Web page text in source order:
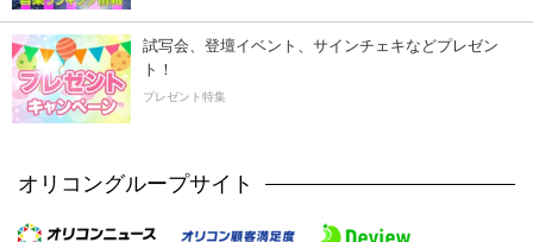
試写会、登壇イベント、サインチェキなどプレゼン
ト！
プレゼント特集
オリコングループサイト